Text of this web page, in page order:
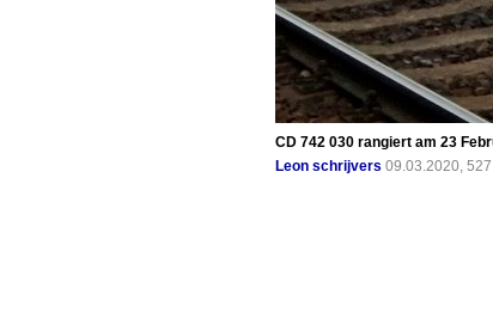
CD 742 030 rangiert am 23
Leon schrijvers 09.03.2020,